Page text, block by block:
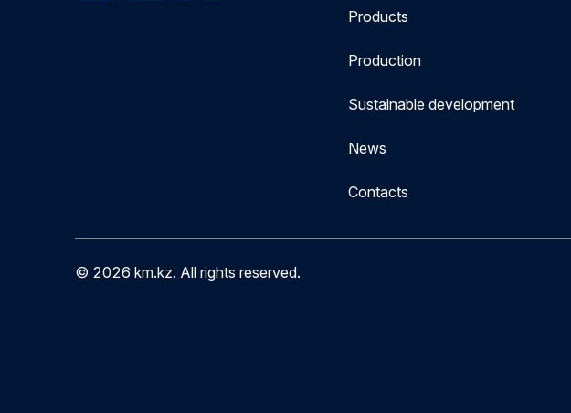
Products
Production
Sustainable development
News
Contacts
© 2026 km.kz. All rights reserved.